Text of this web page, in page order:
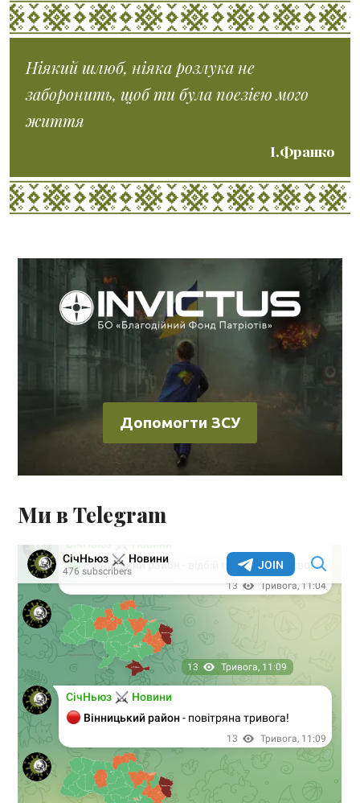
Ніякий шлюб, ніяка розлука не
заборонить, щоб ти була поезією мого
життя
І.Франко
Допомогти ЗСУ
Ми в Telegram